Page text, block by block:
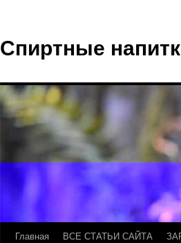
Спиртные
Главная ВСЕ СТАТЬИ САЙТА